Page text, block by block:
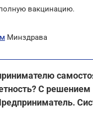
вакцинацию.
Минздрава
С решением